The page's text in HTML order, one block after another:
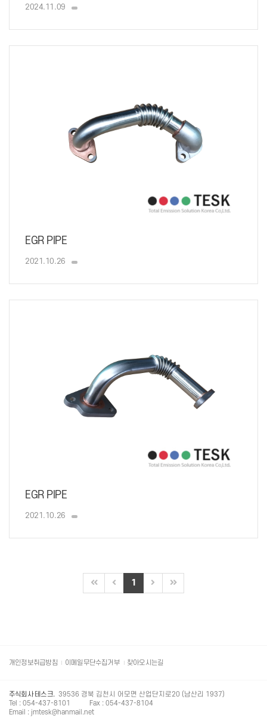
2024.11.09
EGR PIPE
2021.10.26
EGR PIPE
2021.10.26
1
개인정보취급방침 이메일무단수집거부 찾아오시는길
주식회사 테스크. 39536 경북 김천시 어모면 산업단지로20 (남산리 1937)
Tel : 054-437-8101
Fax : 054-437-8104
Email : jmtesk@hanmail.net